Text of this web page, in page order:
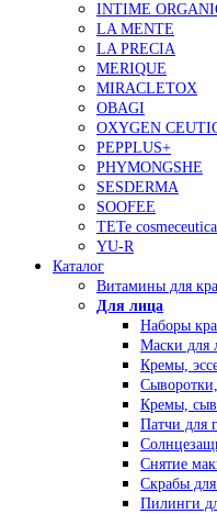
INTIME
LA MENTE
LA PRECIA
MERIQUE
MIRACLETOX
OBAGI
OXYGEN
PEPPLUS+
PHYMONGSHE
SESDERMA
SOOFEE
TETe
YU-R
Каталог
Витамины для
Для лица
Наборы
Маски для
Кремы,
Кремы,
Патчи для
Снятие
Скрабы
Пилинги